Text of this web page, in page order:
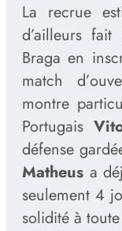
La recrue
d’ailleurs
Braga en
match
montre
Portugais
défense
Matheus a
seulement 4
solidité à